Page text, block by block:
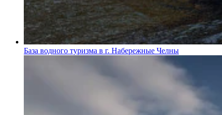
База водного туризма в г. Набережные Челны